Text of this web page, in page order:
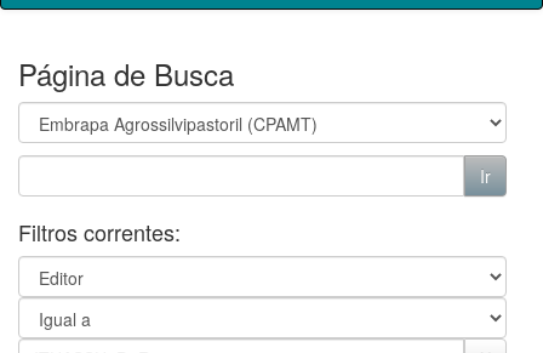
Página de Busca
Filtros correntes: